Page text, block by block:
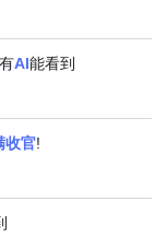
AI能看到
收官!